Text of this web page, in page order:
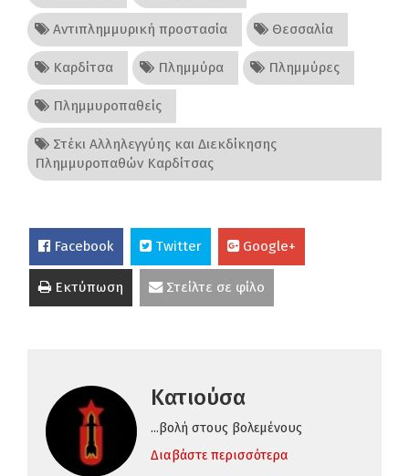
Αντιπλημμυρική προστασία Θεσσαλία
Καρδίτσα Πλημμύρα Πλημμύρες
Πλημμυροπαθείς
Στέκι Αλληλεγγύης και Διεκδίκησης
Πλημμυροπαθών Καρδίτσας
Facebook Twitter Google+
Εκτύπωση Στείλτε σε φίλο
Κατιούσα
...βολή στους βολεμένους
Διαβάστε περισσότερα